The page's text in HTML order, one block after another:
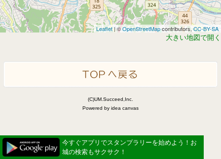
Leaflet| ©OpenStreetMapcontributors,CC-BY-SA
大きい地図で開く
(C)UM.Succeed,Inc.
Powered by idea canvas
今すぐアプリでスタンプラリーを始めよう！お
城の検索もサクサク！